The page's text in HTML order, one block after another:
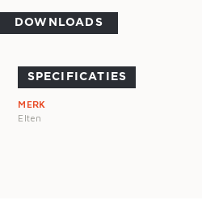
DOWNLOADS
SPECIFICATIES
MERK
Elten